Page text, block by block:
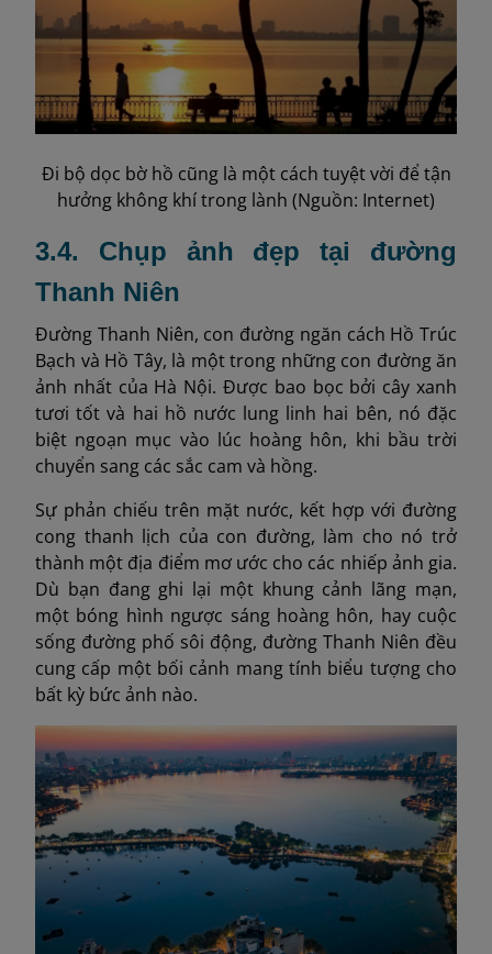
Đi bộ dọc bờ hồ cũng là một cách tuyệt vời để tận
hưởng không khí trong lành (Nguồn: Internet)
3.4. Chụp ảnh đẹp tại đường
Thanh Niên
Đường Thanh Niên, con đường ngăn cách Hồ Trúc
Bạch và Hồ Tây, là một trong những con đường ăn
ảnh nhất của Hà Nội. Được bao bọc bởi cây xanh
tươi tốt và hai hồ nước lung linh hai bên, nó đặc
biệt ngoạn mục vào lúc hoàng hôn, khi bầu trời
chuyển sang các sắc cam và hồng.
Sự phản chiếu trên mặt nước, kết hợp với đường
cong thanh lịch của con đường, làm cho nó trở
thành một địa điểm mơ ước cho các nhiếp ảnh gia.
Dù bạn đang ghi lại một khung cảnh lãng mạn,
một bóng hình ngược sáng hoàng hôn, hay cuộc
sống đường phố sôi động, đường Thanh Niên đều
cung cấp một bối cảnh mang tính biểu tượng cho
bất kỳ bức ảnh nào.